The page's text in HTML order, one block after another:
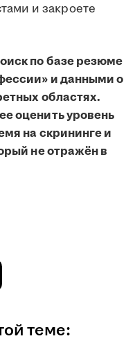
и закроете
по базе резюме
и данными о
областях.
оценить уровень
на скрининге и
не отражён в
теме: